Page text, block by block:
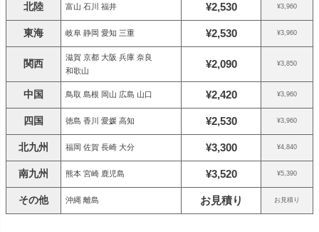
北陸 富山 石川 福井 ¥2,530 ¥3,960
東海 岐阜 静岡 愛知 三重 ¥2,530 ¥3,960
関西
滋賀 京都 大阪 兵庫 奈良
和歌山
¥2,090 ¥3,850
中国 鳥取 島根 岡山 広島 山口 ¥2,420 ¥3,960
四国 徳島 香川 愛媛 高知 ¥2,530 ¥3,960
北九州 福岡 佐賀 長崎 大分 ¥3,300 ¥4,840
南九州 熊本 宮崎 鹿児島 ¥3,520 ¥5,390
その他 沖縄 離島 お見積り お見積り